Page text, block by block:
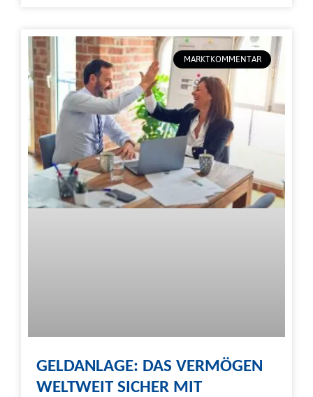
MARKTKOMMENTAR
GELDANLAGE: DAS VERMÖGEN
WELTWEIT SICHER MIT